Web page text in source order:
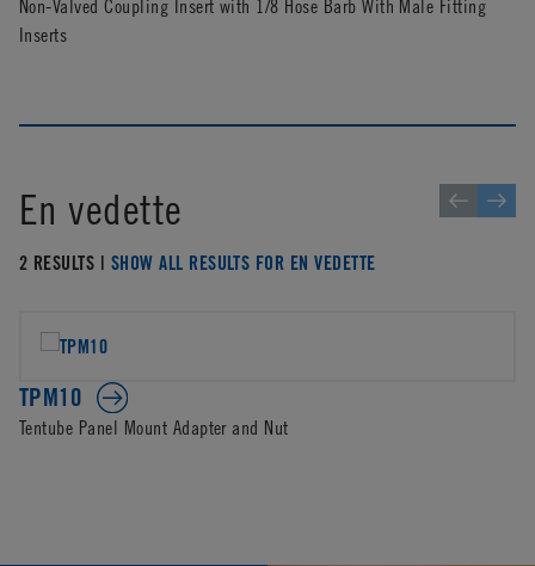
Non-Valved Coupling Insert with 1/8 Hose Barb With Male Fitting
Inserts
En vedette
2 RESULTS | SHOW ALL RESULTS FOR EN VEDETTE
TPM10
Tentube Panel Mount Adapter and Nut